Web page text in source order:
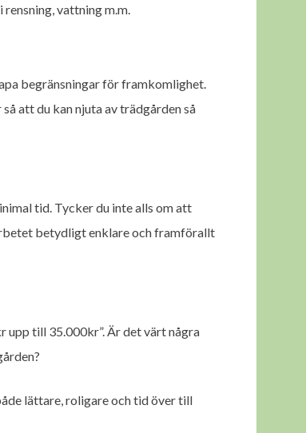
vattning m.m.
begränsningar för framkomlighet.
att du kan njuta av trädgården så
tid. Tycker du inte alls om att
betydligt enklare och framförallt
till 35.000kr”. Är det värt några
lättare, roligare och tid över till